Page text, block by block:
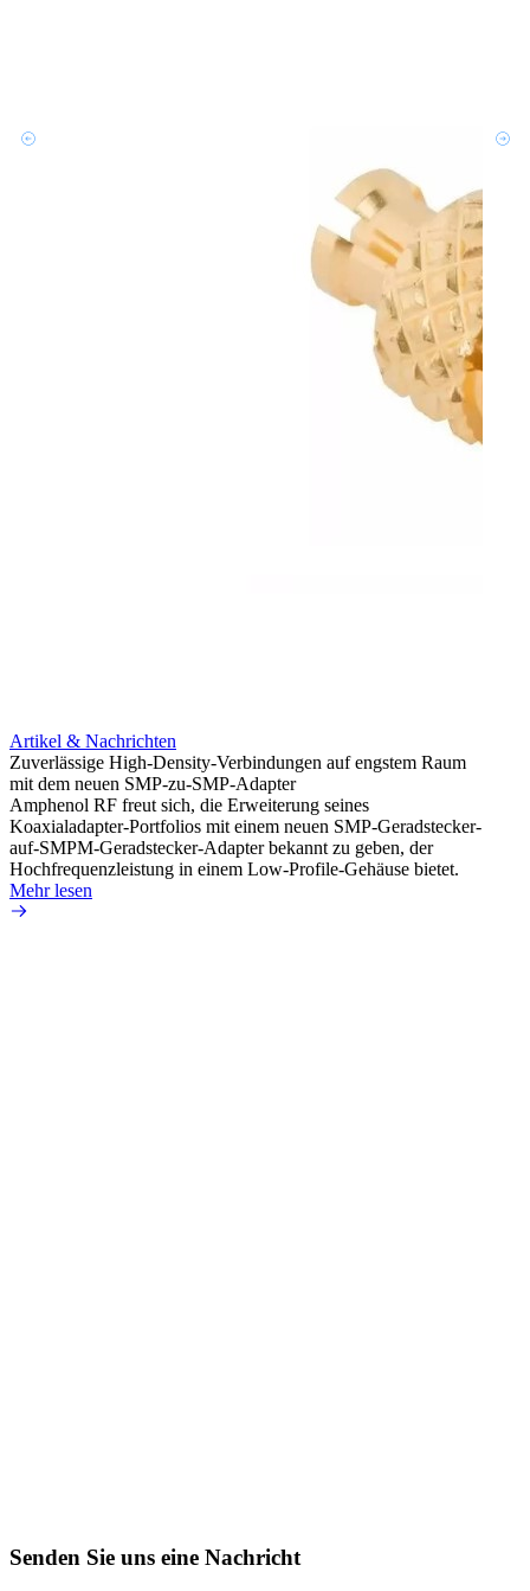
Artikel & Nachrichten
Zuverlässige High-Density-Verbindungen auf engstem Raum
mit dem neuen SMP-zu-SMP-Adapter
Amphenol RF freut sich, die Erweiterung seines
Koaxialadapter-Portfolios mit einem neuen SMP-Geradstecker-
auf-SMPM-Geradstecker-Adapter bekannt zu geben, der
Hochfrequenzleistung in einem Low-Profile-Gehäuse bietet.
Mehr lesen
Senden Sie uns eine Nachricht